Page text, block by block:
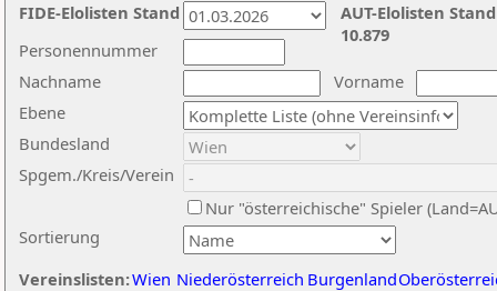
Nachname
Vorname
Ebene
Sortierung
Personennummer
Bundesland
Spgem./Kreis/Verein
Nur "österreichische" Spieler
Vereinslisten:Wien Niederösterreich Burgenland
AUT-Elolisten
10.879
FIDE-Elolisten Stand